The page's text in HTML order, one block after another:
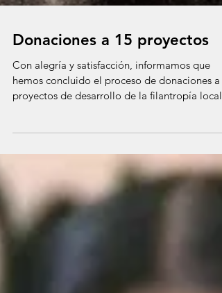
Donaciones a 15 proyectos
Con alegría y satisfacción, informamos que
hemos concluido el proceso de donaciones a
proyectos de desarrollo de la filantropía